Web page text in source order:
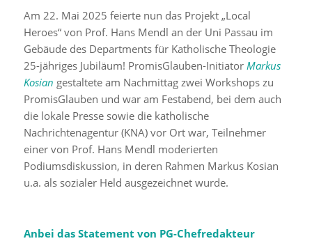
Am 22. Mai 2025 feierte nun das Projekt „Local
Heroes“ von Prof. Hans Mendl an der Uni Passau im
Gebäude des Departments für Katholische Theologie
25-jähriges Jubiläum! PromisGlauben-Initiator Markus
Kosian gestaltete am Nachmittag zwei Workshops zu
PromisGlauben und war am Festabend, bei dem auch
die lokale Presse sowie die katholische
Nachrichtenagentur (KNA) vor Ort war, Teilnehmer
einer von Prof. Hans Mendl moderierten
Podiumsdiskussion, in deren Rahmen Markus Kosian
u.a. als sozialer Held ausgezeichnet wurde.
Anbei das Statement von PG-Chefredakteur